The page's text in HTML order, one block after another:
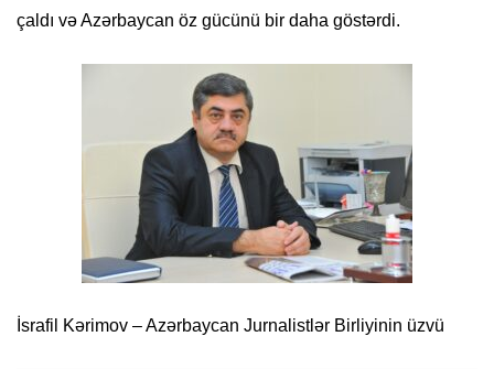
çaldı və Azərbaycan öz gücünü bir daha göstərdi.
İsrafil Kərimov – Azərbaycan Jurnalistlər Birliyinin üzvü